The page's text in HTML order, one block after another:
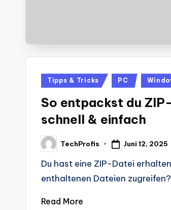
Posted
Tipps & Tricks PC
So entpackst du
schnell & einfach
Posted
by
TechProfis Juni 12, 2025
Du hast eine ZIP-Datei
enthaltenen Dateien
Read More